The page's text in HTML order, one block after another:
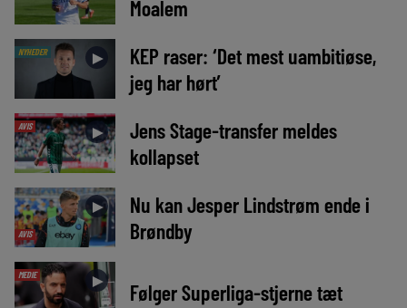
Moalem
NYHEDER ►
KEP raser: ‘Det mest uambitiøse,
jeg har hørt’
AVIS ►
Jens Stage-transfer meldes
kollapset
AVIS
►
Nu kan Jesper Lindstrøm ende i
Brøndby
MEDIE ► Følger Superliga-stjerne tæt